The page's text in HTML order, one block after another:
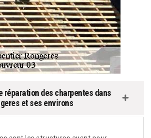
réparation des charpentes dans
et ses environs